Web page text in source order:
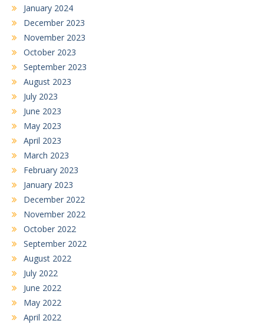
January 2024
December 2023
November 2023
October 2023
September 2023
August 2023
July 2023
June 2023
May 2023
April 2023
March 2023
February 2023
January 2023
December 2022
November 2022
October 2022
September 2022
August 2022
July 2022
June 2022
May 2022
April 2022